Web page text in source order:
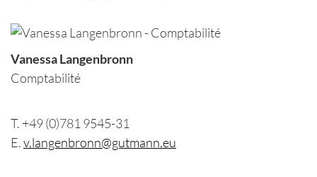
Vanessa Langenbronn
Comptabilité
T. +49 (0)781 9545-31
E.v.langenbronn@gutmann.eu